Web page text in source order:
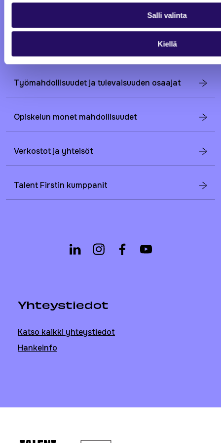
Salli valinta
Kiellä
Työmahdollisuudet ja tulevaisuuden osaajat
Opiskelun monet mahdollisuudet
Verkostot ja yhteisöt
Talent Firstin kumppanit
Yhteystiedot
Katso kaikki yhteystiedot
Hankeinfo